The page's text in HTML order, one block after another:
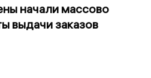
начали массово
выдачи заказов